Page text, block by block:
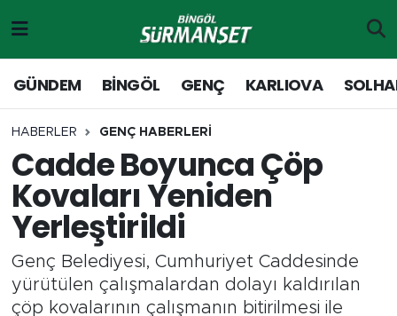
GÜNDEM BİNGÖL GENÇ KARLIOVA
HABERLER GENÇ HABERLERİ
Cadde Boyunca Çöp
Kovaları Yeniden
Yerleştirildi
Genç Belediyesi, Cumhuriyet Caddesinde
yürütülen çalışmalardan dolayı kaldırılan
çöp kovalarının çalışmanın bitirilmesi ile
Genç
Solhan
Karlıova
Adaklı-Kiğı
Yayladere-Yedisu
Merkez Hava Durumu
Merkez Trafik Yoğunluk Haritası
Süper Lig Puan Durumu ve Fikstür
Tüm Manşetler
Son Dakika Haberleri